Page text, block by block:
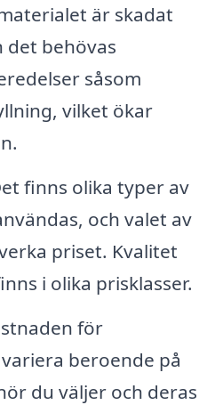
är skadat
det behövas
såsom
vilket ökar
finns olika typer av
och valet av
priset. Kvalitet
i olika prisklasser.
för
beroende på
du väljer och deras